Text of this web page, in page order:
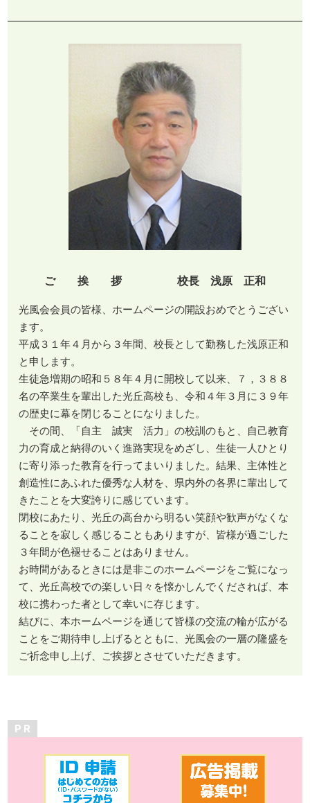
ご 挨 拶 校長 浅原 正和
光風会会員の皆様、ホームページの開設おめでとうござい
ます。
平成３１年４月から３年間、校長として勤務した浅原正和
と申します。
生徒急増期の昭和５８年４月に開校して以来、７，３８８
名の卒業生を輩出した光丘高校も、令和４年３月に３９年
の歴史に幕を閉じることになりました。
その間、「自主 誠実 活力」の校訓のもと、自己教育
力の育成と納得のいく進路実現をめざし、生徒一人ひとり
に寄り添った教育を行ってまいりました。結果、主体性と
創造性にあふれた優秀な人材を、県内外の各界に輩出して
きたことを大変誇りに感じています。
閉校にあたり、光丘の高台から明るい笑顔や歓声がなくな
ることを寂しく感じることもありますが、皆様が過ごした
３年間が色褪せることはありません。
お時間があるときには是非このホームページをご覧になっ
て、光丘高校での楽しい日々を懐かしんでくだされば、本
校に携わった者として幸いに存じます。
結びに、本ホームページを通じて皆様の交流の輪が広がる
ことをご期待申し上げるとともに、光風会の一層の隆盛を
ご祈念申し上げ、ご挨拶とさせていただきます。
P R